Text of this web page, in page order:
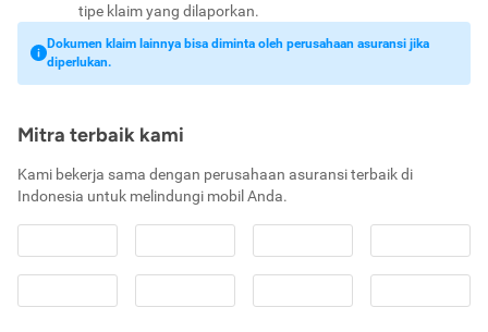
tipe klaim yang dilaporkan.
Dokumen klaim lainnya bisa diminta oleh perusahaan asuransi jika
diperlukan.
Mitra terbaik kami
Kami bekerja sama dengan perusahaan asuransi terbaik di
Indonesia untuk melindungi mobil Anda.